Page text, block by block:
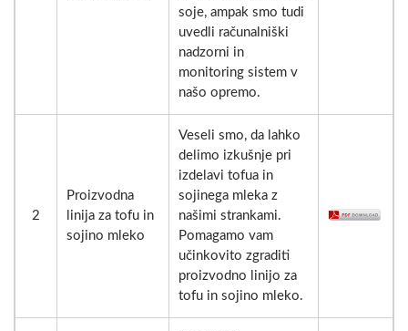
soje, ampak smo tudi
uvedli računalniški
nadzorni in
monitoring sistem v
našo opremo.
2
Proizvodna
linija za tofu in
sojino mleko
Veseli smo, da lahko
delimo izkušnje pri
izdelavi tofua in
sojinega mleka z
našimi strankami.
Pomagamo vam
učinkovito zgraditi
proizvodno linijo za
tofu in sojino mleko.